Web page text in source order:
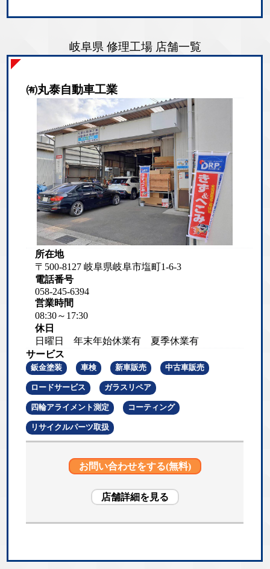
岐阜県 修理工場 店舗一覧
㈲丸泰自動車工業
所在地
〒500-8127 岐阜県岐阜市塩町1-6-3
電話番号
058-245-6394
営業時間
08:30～17:30
休日
日曜日 年末年始休業有 夏季休業有
サービス
鈑金塗装 車検 新車販売 中古車販売
ロードサービス ガラスリペア
四輪アライメント測定 コーティング
リサイクルパーツ取扱
お問い合わせをする(無料)
店舗詳細を見る